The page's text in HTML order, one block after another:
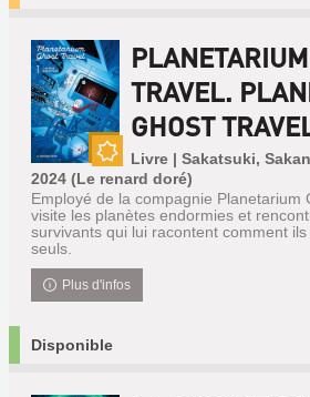
Nouveauté
TRAVEL.
GHOST
Livre | Sakatsuki,
2024 (Le renard doré)
Employé de la compagnie Planetarium
visite les planètes endormies et
survivants qui lui racontent comment
seuls.
Plus d'infos
Disponible